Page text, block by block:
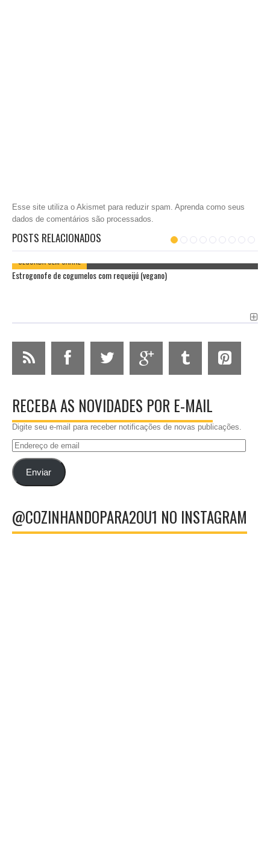
Esse site utiliza o Akismet para reduzir spam. Aprenda como seus
dados de comentários são processados
POSTS RELACIONADOS
SEGUNDA SEM CARNE
Estrogonofe de cogumelos com requeijú (vegano)
RECEBA AS NOVIDADES POR E-MAIL
Digite seu e-mail para receber notificações de novas publicações.
Endereço
emailEnviar
@COZINHANDOPARA2OU1 NO INSTAGRAM